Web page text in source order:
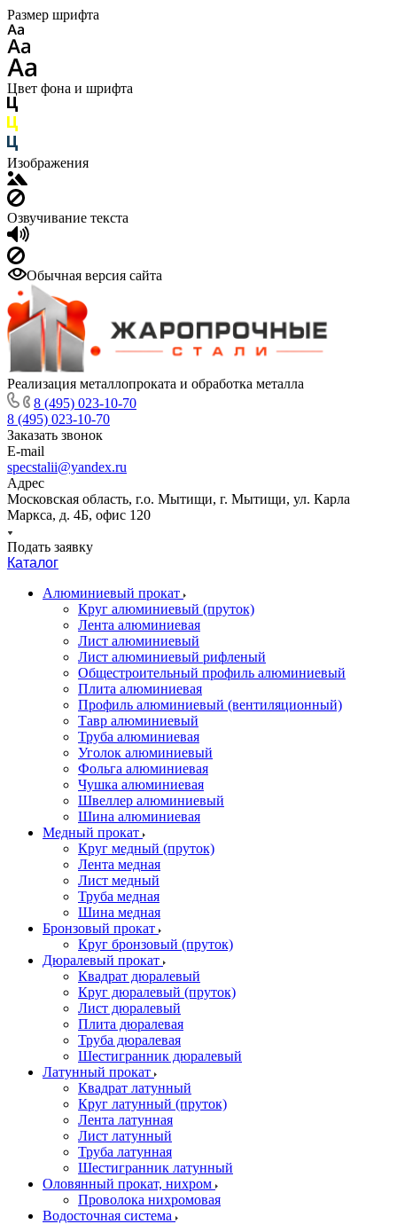
Размер шрифта
Цвет фона и шрифта
Изображения
Озвучивание текста
Обычная версия сайта
Реализация металлопроката и обработка металла
8 (495) 023-10-70
8 (495) 023-10-70
Заказать звонок
E-mail
specstalii@yandex.ru
Адрес
Московская область, г.о. Мытищи, г. Мытищи, ул. Карла
Маркса, д. 4Б, офис 120
Подать заявку
Каталог
Алюминиевый прокат
Круг алюминиевый (пруток)
Лента алюминиевая
Лист алюминиевый
Лист алюминиевый рифленый
Общестроительный профиль алюминиевый
Плита алюминиевая
Профиль алюминиевый (вентиляционный)
Тавр алюминиевый
Труба алюминиевая
Уголок алюминиевый
Фольга алюминиевая
Чушка алюминиевая
Швеллер алюминиевый
Шина алюминиевая
Медный прокат
Круг медный (пруток)
Лента медная
Лист медный
Труба медная
Шина медная
Бронзовый прокат
Круг бронзовый (пруток)
Дюралевый прокат
Квадрат дюралевый
Круг дюралевый (пруток)
Лист дюралевый
Плита дюралевая
Труба дюралевая
Шестигранник дюралевый
Латунный прокат
Квадрат латунный
Круг латунный (пруток)
Лента латунная
Лист латунный
Труба латунная
Шестигранник латунный
Оловянный прокат, нихром
Проволока нихромовая
Водосточная система